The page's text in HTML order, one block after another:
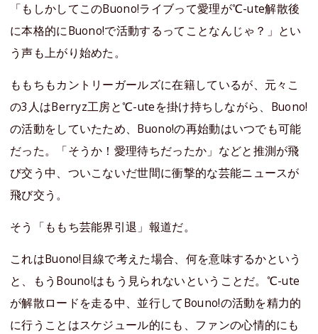
「もしかしてこのBuono!ライブって愛理が℃-ute解散後
に本格的にBuono!で活動するってことなんじゃ？」とい
う声も上がり始めた。
ももちもカントリーガールズに在籍しているが、元々こ
の3人はBerryz工房と℃-uteを掛け持ちしながら、Buono!
の活動をしていたため、Buono!の再始動はいつでも可能
だった。「そうか！愛理待ちだったか」などと推測が飛
び交う中、ついこないだ世間に衝撃的な芸能ニュースが
飛び交う。
そう「ももち芸能界引退」報道だ。
これはBuono!目線で考えた場合、何を意味するかという
と、もうBouno!はもう見られないということだ。℃-ute
が解散ロードを走る中、並行してBouno!の活動を精力的
に行うことはスケジュール的にも、ファンの心情的にも